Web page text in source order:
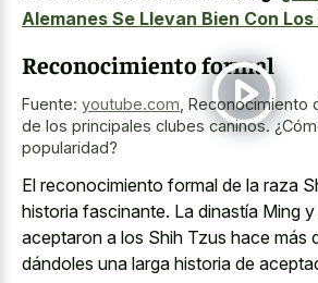
Alemanes Se Llevan Bien Con
Reconocimiento formal
Fuente: youtube.com Reconocimiento
de los principales clubes caninos.
popularidad?
El reconocimiento formal de la raza
historia fascinante. La dinastía Ming
aceptaron a los Shih Tzus hace más
dándoles una larga historia de